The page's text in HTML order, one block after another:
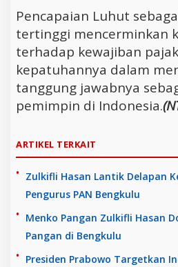
Pencapaian Luhut
tertinggi mencerminkan
terhadap kewajiban
kepatuhannya dalam
tanggung jawabnya
pemimpin di Indonesia.
ARTIKEL TERKAIT
Zulkifli Hasan Lantik Delapan
Pengurus PAN Bengkulu
Menko Pangan Zulkifli Hasan
Pangan di Bengkulu
Presiden Prabowo Targetkan